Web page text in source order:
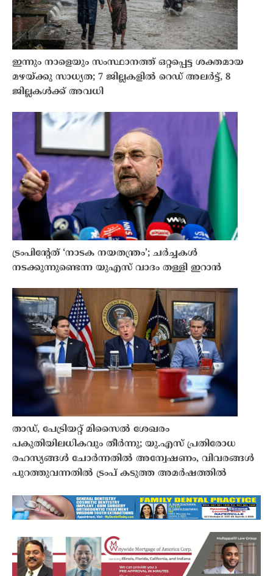
ഇന്നും നാളെയും സംസ്ഥാനത്ത് ഒറ്റപ്പെട്ട ശക്തമായ
മഴയ്ക്കു സാധ്യത; 7 ജില്ലകളിൽ റെഡ് അലർട്ട്, 8
ജില്ലകൾക്ക് അവധി
ട്രംപിൻ്റേത് ‘നാടക നയതന്ത്രം’; ചർച്ചകൾ
നടക്കുന്നുണ്ടെന്ന യുഎസ് വാദം തള്ളി ഇറാൻ
താഡ്, പേട്രിയറ്റ് മിസൈൽ ശേഖരം
പകുതിയിലധികവും തീർന്നു; യു.എസ് പ്രതിരോധ
രഹസ്യങ്ങൾ ചോർന്നതിൽ അന്വേഷണം, വിവരങ്ങൾ
പുറത്തുവന്നതിൽ ട്രംപ് കടുത്ത അമർഷത്തിൽ